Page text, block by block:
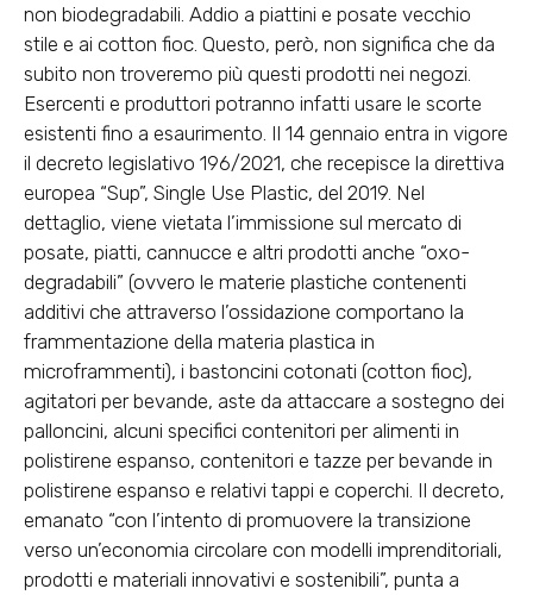
non biodegradabili. Addio a piattini e posate vecchio
stile e ai cotton fioc. Questo, però, non significa che da
subito non troveremo più questi prodotti nei negozi.
Esercenti e produttori potranno infatti usare le scorte
esistenti fino a esaurimento. Il 14 gennaio entra in vigore
il decreto legislativo 196/2021, che recepisce la direttiva
europea “Sup”, Single Use Plastic, del 2019. Nel
dettaglio, viene vietata l’immissione sul mercato di
posate, piatti, cannucce e altri prodotti anche “oxo-
degradabili” (ovvero le materie plastiche contenenti
additivi che attraverso l’ossidazione comportano la
frammentazione della materia plastica in
microframmenti), i bastoncini cotonati (cotton fioc),
agitatori per bevande, aste da attaccare a sostegno dei
palloncini, alcuni specifici contenitori per alimenti in
polistirene espanso, contenitori e tazze per bevande in
polistirene espanso e relativi tappi e coperchi. Il decreto,
emanato “con l’intento di promuovere la transizione
verso un’economia circolare con modelli imprenditoriali,
prodotti e materiali innovativi e sostenibili”, punta a